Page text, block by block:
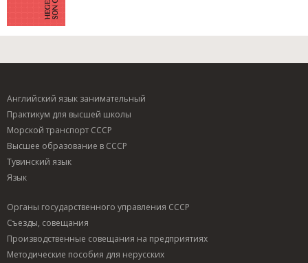
Английский язык занимательный
Практикум для высшей школы
Морской транспорт СССР
Высшее образование в СССР
Тувинский язык
Язык
Органы государственного управления СССР
Съезды, совещания
Производственные совещания на предприятиях
Методические пособия для нерусских